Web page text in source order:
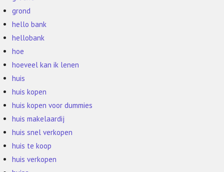
grond
hello bank
hellobank
hoe
hoeveel kan ik lenen
huis
huis kopen
huis kopen voor dummies
huis makelaardij
huis snel verkopen
huis te koop
huis verkopen